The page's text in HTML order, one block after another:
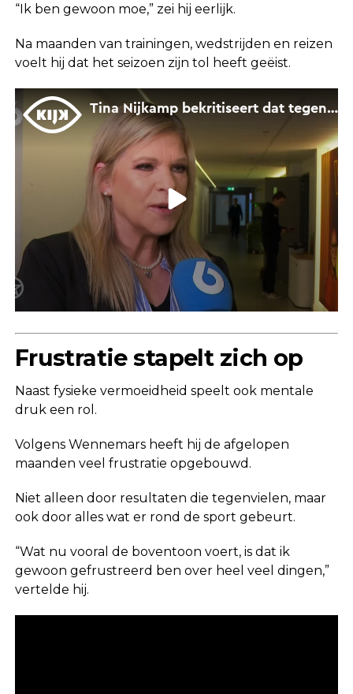
“Ik ben gewoon moe,” zei hij eerlijk.
Na maanden van trainingen, wedstrijden en reizen
voelt hij dat het seizoen zijn tol heeft geëist.
Frustratie stapelt zich op
Naast fysieke vermoeidheid speelt ook mentale
druk een rol.
Volgens Wennemars heeft hij de afgelopen
maanden veel frustratie opgebouwd.
Niet alleen door resultaten die tegenvielen, maar
ook door alles wat er rond de sport gebeurt.
“Wat nu vooral de boventoon voert, is dat ik
gewoon gefrustreerd ben over heel veel dingen,”
vertelde hij.